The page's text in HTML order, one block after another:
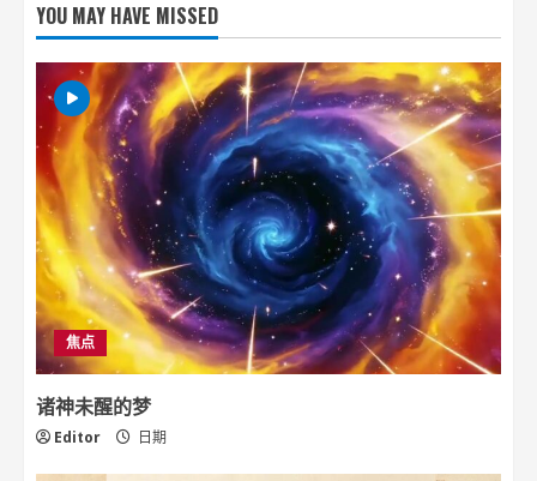
YOU MAY HAVE MISSED
焦点
诸神未醒的梦
Editor 日期